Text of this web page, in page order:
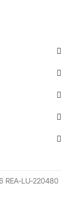
REA-LU-220480